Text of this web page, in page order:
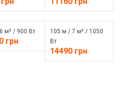
м² / 900 Вт
грн
105 м / 7 м² / 1050
Вт
14490 грн